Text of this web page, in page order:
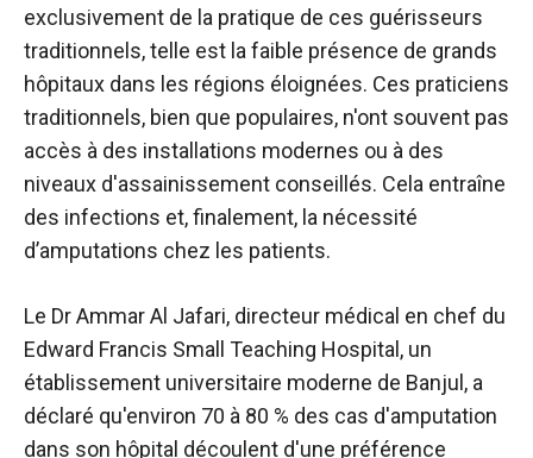
exclusivement de la pratique de ces guérisseurs
traditionnels, telle est la faible présence de grands
hôpitaux dans les régions éloignées. Ces praticiens
traditionnels, bien que populaires, n'ont souvent pas
accès à des installations modernes ou à des
niveaux d'assainissement conseillés. Cela entraîne
des infections et, finalement, la nécessité
d’amputations chez les patients.
Le Dr Ammar Al Jafari, directeur médical en chef du
Edward Francis Small Teaching Hospital, un
établissement universitaire moderne de Banjul, a
déclaré qu'environ 70 à 80 % des cas d'amputation
dans son hôpital découlent d'une préférence